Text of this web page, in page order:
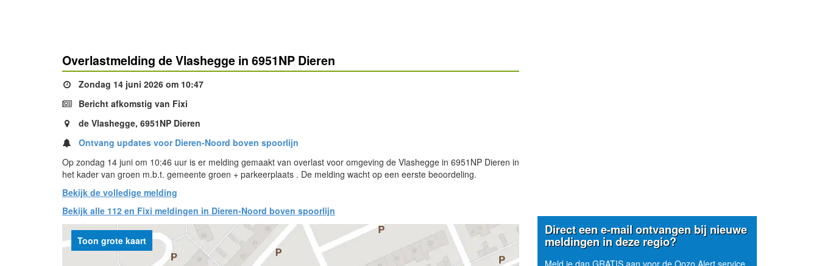
Overlastmelding de Vlashegge in 6951NP Dieren
Zondag 14 juni 2026 om 10:47
Bericht afkomstig van Fixi
de Vlashegge, 6951NP Dieren
Ontvang updates voor Dieren-Noord boven spoorlijn
Op zondag 14 juni om 10:46 uur is er melding gemaakt van overlast voor omgeving de Vlashegge in 6951NP Dieren in
het kader van groen m.b.t. gemeente groen + parkeerplaats . De melding wacht op een eerste beoordeling.
Bekijk de volledige melding
Bekijk alle 112 en Fixi meldingen in Dieren-Noord boven spoorlijn
Toon grote kaart
Direct een e-mail ontvangen bij nieuwe
meldingen in deze regio?
Meld je dan GRATIS aan voor de Oozo Alert service